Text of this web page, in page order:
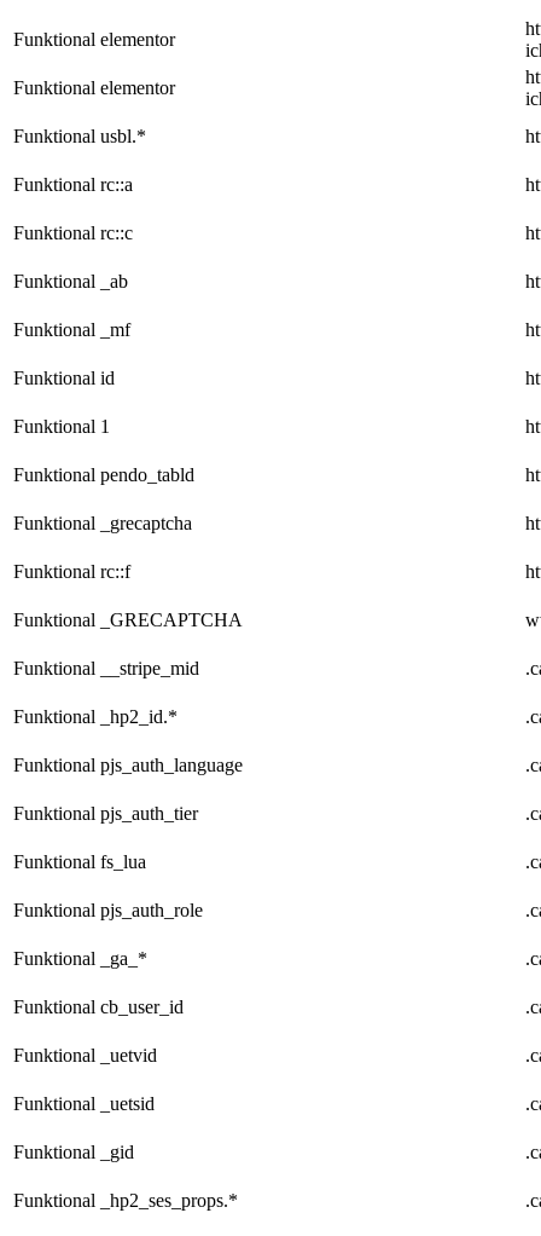
Funktional elementor
Funktional elementor
Funktional usbl.*
Funktional rc::a
Funktional rc::c
Funktional _ab
Funktional _mf
Funktional id
Funktional 1
Funktional pendo_tabld
Funktional _grecaptcha
Funktional rc::f
Funktional _GRECAPTCHA
Funktional __stripe_mid
Funktional _hp2_id.*
Funktional pjs_auth_language
Funktional pjs_auth_tier
Funktional fs_lua
Funktional pjs_auth_role
Funktional _ga_*
Funktional cb_user_id
Funktional _uetvid
Funktional _uetsid
Funktional _gid
Funktional _hp2_ses_props.*